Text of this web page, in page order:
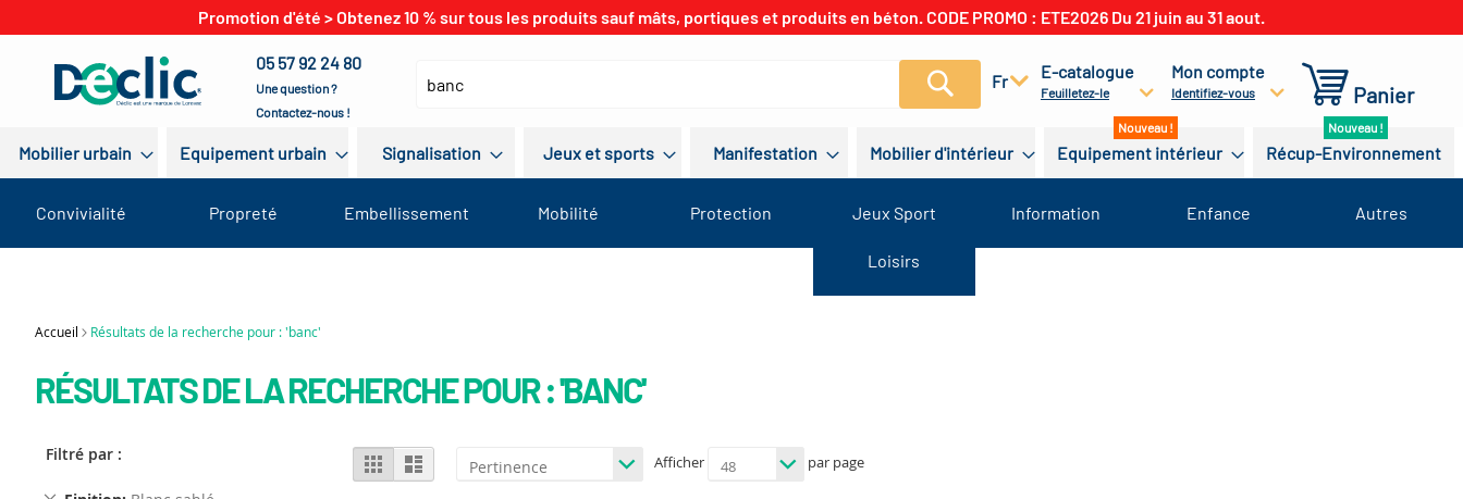
Promotion d'été > Obtenez 10 % sur tous les produits sauf mâts, portiques et produits en béton. CODE PROMO : ETE2026 Du 21 juin au 31 aout.
05 57 92 24 80
Une question ?
Contactez-nous !
Recherchez
Fr E-catalogue
Feuilletez-le
Mon compte
Identifiez-vous Panier
Mobilier urbain Equipement urbain Signalisation Jeux et sports Manifestation Mobilier d'intérieur Equipement intérieur Récup-Environnement
Convivialité Propreté Embellissement Mobilité Protection Jeux Sport
Loisirs
Information Enfance Autres
Accueil Résultats de la recherche pour : 'banc'
RÉSULTATS DE LA RECHERCHE POUR : 'BANC'
View
as
Grid List Afficher par page
Filtré par :